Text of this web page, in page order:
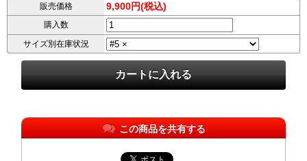
販売価格 9,900円(税込)
購入数
サイズ別在庫状況
この商品を共有する